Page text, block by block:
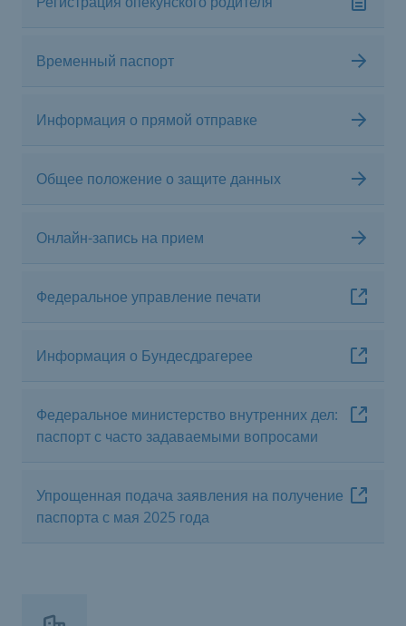
Временный паспорт
Информация о прямой отправке
Общее положение о защите данных
Онлайн-запись на прием
Федеральное управление печати
Информация о Бундесдрагерее
Федеральное министерство внутренних дел:
паспорт с часто задаваемыми вопросами
Упрощенная подача заявления на получение
паспорта с мая 2025 года